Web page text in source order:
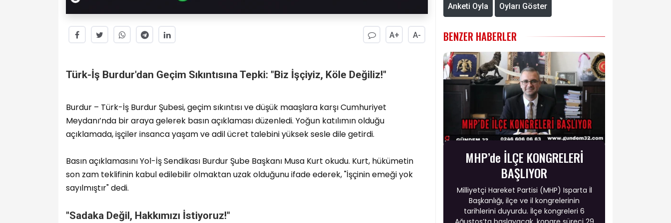
A+ A-
Türk-İş Burdur'dan Geçim Sıkıntısına Tepki: "Biz İşçiyiz, Köle Değiliz!"
Burdur – Türk-İş Burdur Şubesi, geçim sıkıntısı ve düşük maaşlara karşı Cumhuriyet
Meydanı’nda bir araya gelerek basın açıklaması düzenledi. Yoğun katılımın olduğu
açıklamada, işçiler insanca yaşam ve adil ücret talebini yüksek sesle dile getirdi.
Basın açıklamasını Yol-İş Sendikası Burdur Şube Başkanı Musa Kurt okudu. Kurt, hükümetin
son zam teklifinin kabul edilebilir olmaktan uzak olduğunu ifade ederek, "İşçinin emeği yok
sayılmıştır" dedi.
"Sadaka Değil, Hakkımızı İstiyoruz!"
Anketi Oyla Oyları Göster
BENZER HABERLER
MHP’de İLÇE KONGRELERİ
BAŞLIYOR
Milliyetçi Hareket Partisi (MHP) Isparta İl
Başkanlığı, ilçe ve il kongrelerinin
tarihlerini duyurdu. İlçe kongreleri 6